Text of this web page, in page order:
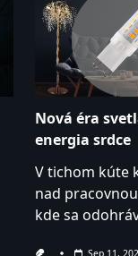
Nová éra
energia srdce
V tichom kúte
nad
kde sa